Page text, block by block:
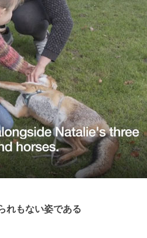
れもない姿である